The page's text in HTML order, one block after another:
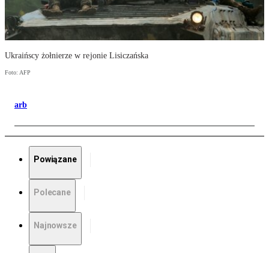
Ukraińscy żołnierze w rejonie Lisiczańska
Foto: AFP
arb
Powiązane
Polecane
Najnowsze